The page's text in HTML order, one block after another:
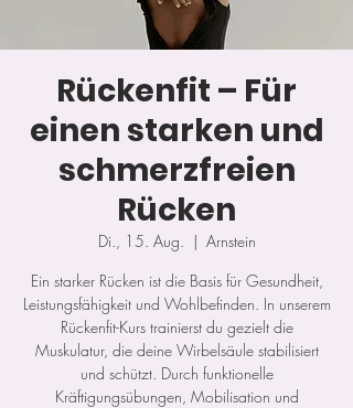
Rückenfit – Für
einen starken und
schmerzfreien
Rücken
Di., 15. Aug.
  |
Arnstein
Ein starker Rücken ist die Basis für Gesundheit,
Leistungsfähigkeit und Wohlbefinden. In unserem
Rückenfit-Kurs trainierst du gezielt die
Muskulatur, die deine Wirbelsäule stabilisiert
und schützt. Durch funktionelle
Kräftigungsübungen, Mobilisation und